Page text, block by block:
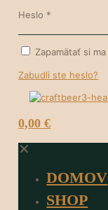
Heslo *
Zapamätať si ma
Zabudli ste heslo?
0,00 €
✕
DOMOV
SHOP